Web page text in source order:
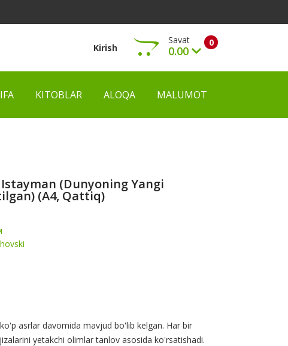
Kirish 0
Savat
0.00
Ko‘rish
KITOBLAR ALOQA MALUMOT
(Dunyoning Yangi
(А4, Qattiq)
asrlar davomida mavjud bo'lib kelgan. Har bir
yetakchi olimlar tanlov asosida ko'rsatishadi.